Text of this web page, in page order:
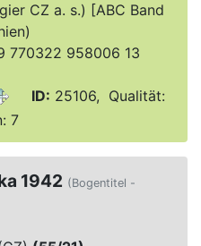
CZ a. s.) [ABC Band
770322 958006 13
ID: 25106, Qualität:
7
1942 (Bogentitel -